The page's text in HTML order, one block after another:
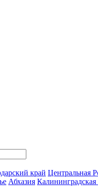
край Центральная
Абхазия Калининградская